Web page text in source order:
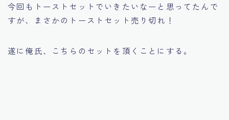
今回もトーストセットでいきたいなーと思ってたんで
すが、まさかのトーストセット売り切れ！
遂に俺氏、こちらのセットを頂くことにする。